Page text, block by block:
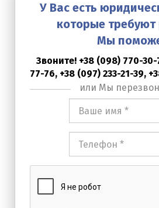
У Вас есть
которые
Мы
Звоните! +38 (098) 770-30-
77-76, +38 (097) 233-21-39,
или Мы
имя
телефона